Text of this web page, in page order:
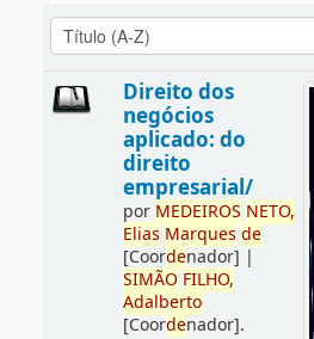
Direito dos
negócios
aplicado: do
direito
empresarial/
por MEDEIROS NETO,
Elias Marques de
[Coordenador] |
SIMÃO FILHO,
Adalberto
[Coordenador].